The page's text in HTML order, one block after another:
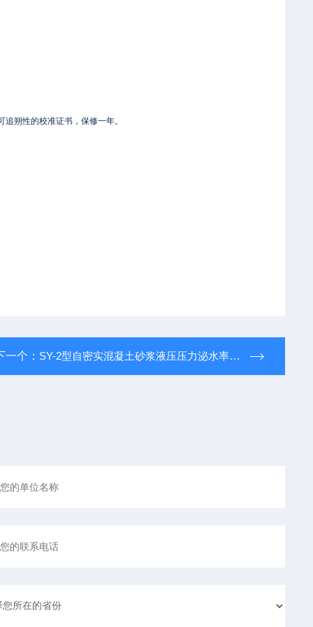
朔性的校准证书，保修一年。
一个： SY-2型自密实混凝土砂浆液压压力泌水率试验仪【可定制】